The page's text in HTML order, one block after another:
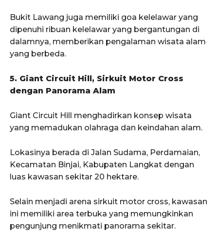
Bukit Lawang juga memiliki goa kelelawar yang
dipenuhi ribuan kelelawar yang bergantungan di
dalamnya, memberikan pengalaman wisata alam
yang berbeda.
5. Giant Circuit Hill, Sirkuit Motor Cross
dengan Panorama Alam
Giant Circuit Hill menghadirkan konsep wisata
yang memadukan olahraga dan keindahan alam.
Lokasinya berada di Jalan Sudama, Perdamaian,
Kecamatan Binjai, Kabupaten Langkat dengan
luas kawasan sekitar 20 hektare.
Selain menjadi arena sirkuit motor cross, kawasan
ini memiliki area terbuka yang memungkinkan
pengunjung menikmati panorama sekitar.